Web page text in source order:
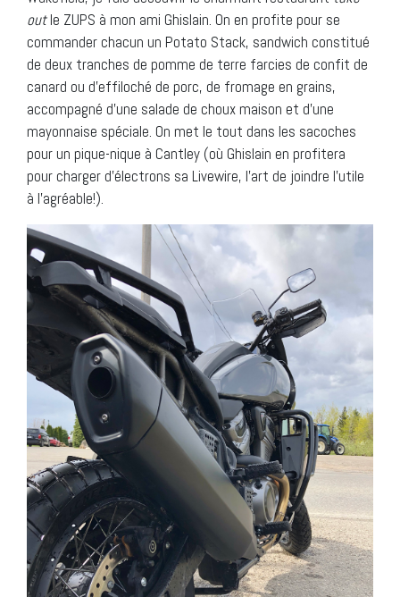
outle ZUPS à mon ami Ghislain. On en profite pour se
commander chacun un Potato Stack, sandwich constitué
de deux tranches de pomme de terre farcies de confit de
canard ou d’effiloché de porc, de fromage en grains,
accompagné d’une salade de choux maison et d’une
mayonnaise spéciale. On met le tout dans les sacoches
pour un pique-nique à Cantley (où Ghislain en profitera
pour charger d’électrons sa Livewire, l’art de joindre l’utile
à l’agréable!).